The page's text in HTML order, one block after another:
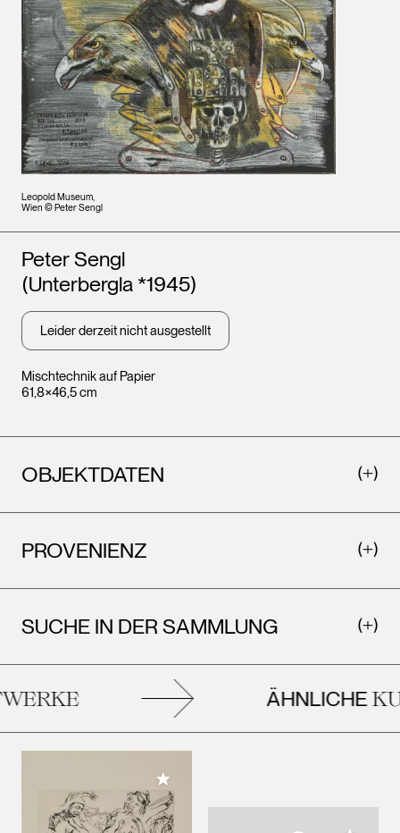
Leopold Museum,
Wien © Peter Sengl
Mischtechnik auf Papier
61,8×46,5 cm
Künstler*innen
Peter Sengl
(Unterbergla *1945)
Leider derzeit nicht ausgestellt
OBJEKTDATEN
PROVENIENZ
SUCHE IN DER SAMMLUNG
ÄHNLICHE
Meiner Sammlung hinzufügen